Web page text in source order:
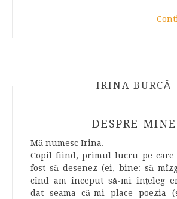
IRINA BURCĂ
DESPRE MINE
Mă numesc Irina.
Copil fiind, primul lucru pe care
fost să desenez (ei, bine: să
cînd am început să-mi înțeleg
dat seama că-mi place poezia